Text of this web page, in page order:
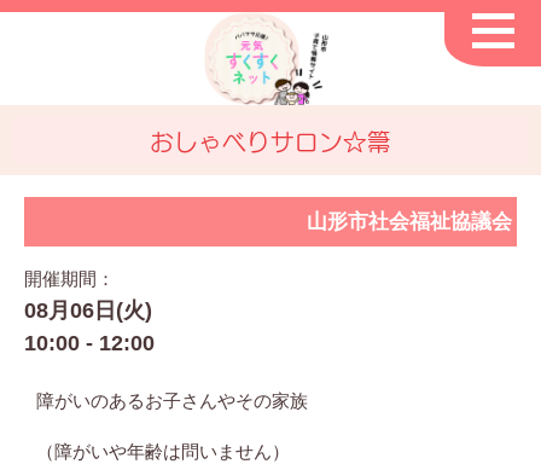
おしゃべりサロン☆箒
山形市社会福祉協議会
開催期間：
08月06日(火)
10:00 - 12:00
障がいのあるお子さんやその家族
（障がいや年齢は問いません）